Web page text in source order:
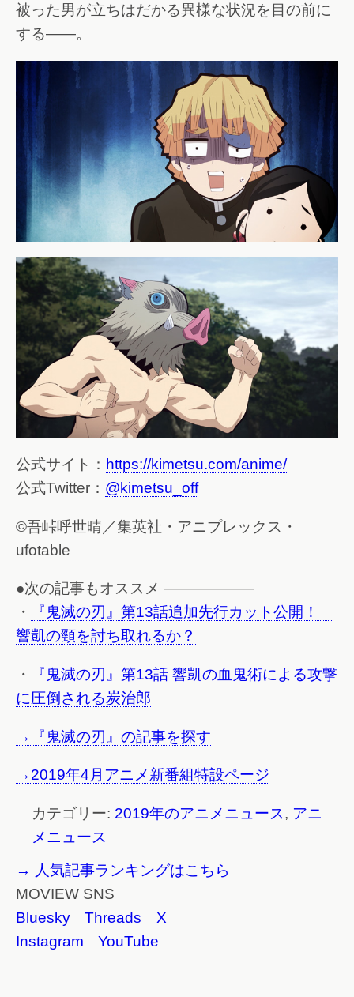
被った男が立ちはだかる異様な状況を目の前に
する――。
公式サイト： https://kimetsu.com/anime/
公式Twitter： @kimetsu_off
©吾峠呼世晴／集英社・アニプレックス・
ufotable
●次の記事もオススメ ——————
・
『鬼滅の刃』第13話追加先行カット公開！
響凱の頸を討ち取れるか？
・
『鬼滅の刃』第13話 響凱の血鬼術による攻撃
に圧倒される炭治郎
→『鬼滅の刃』の記事を探す
→2019年4月アニメ新番組特設ページ
カテゴリー: 2019年のアニメニュース, アニ
メニュース
→ 人気記事ランキングはこちら
MOVIEW SNS
Bluesky
Threads
X
Instagram
YouTube